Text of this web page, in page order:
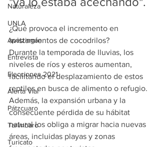
Naturaleza
UNLA
Apatzingán
Entrevista
Elecciones 2021
Alerta Vial
Pátzcuaro
Tarímbaro
Turicato
¿Qué provoca el incremento en
avistamientos de cocodrilos?
Durante la temporada de lluvias, los
niveles de ríos y esteros aumentan,
facilitando el desplazamiento de estos
reptiles en busca de alimento o refugio.
Además, la expansión urbana y la
consecuente pérdida de su hábitat
natural los obliga a migrar hacia nuevas
áreas, incluidas playas y zonas